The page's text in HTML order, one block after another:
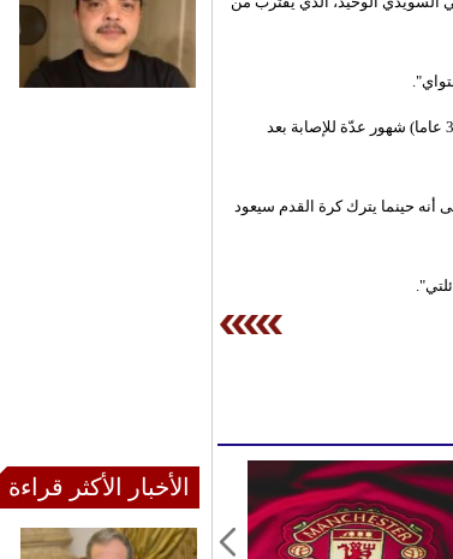
ويعد بورج من أساطير التنس السويدية حيث توج بستة ألقاب في رولان غاروس، وخمسة في ويمبلدون. ويغيب إبرا (35 عاما) شهور عدّة للإصابة بعد
أنه حينما يترك كرة القدم سيعود
الأخبار الأكثر قراءة